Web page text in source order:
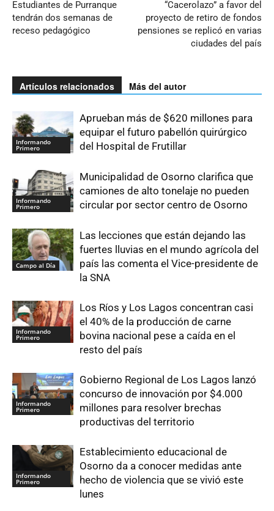
Estudiantes de Purranque
tendrán dos semanas de
receso pedagógico
“Cacerolazo” a favor del
proyecto de retiro de fondos
pensiones se replicó en varias
ciudades del país
Artículos relacionados Más del autor
Informando
Primero
Aprueban más de $620 millones para
equipar el futuro pabellón quirúrgico
del Hospital de Frutillar
Informando
Primero
Municipalidad de Osorno clarifica que
camiones de alto tonelaje no pueden
circular por sector centro de Osorno
Campo al Día
Las lecciones que están dejando las
fuertes lluvias en el mundo agrícola del
país las comenta el Vice-presidente de
la SNA
Informando
Primero
Los Ríos y Los Lagos concentran casi
el 40% de la producción de carne
bovina nacional pese a caída en el
resto del país
Informando
Primero
Gobierno Regional de Los Lagos lanzó
concurso de innovación por $4.000
millones para resolver brechas
productivas del territorio
Informando
Primero
Establecimiento educacional de
Osorno da a conocer medidas ante
hecho de violencia que se vivió este
lunes